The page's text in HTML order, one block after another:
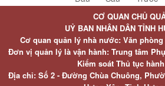
CƠ QUAN CHỦ
UỶ BAN NHÂN DÂN TỈNH
Cơ quan quản lý nhà nước: Văn phòng
Đơn vị quản lý là vận hành: Trung tâm
Kiểm soát Thủ tục
Địa chỉ: Số 2 - Đường Chùa Chuông,